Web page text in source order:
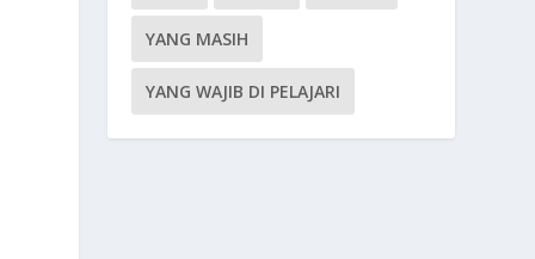
YANG MASIH
YANG WAJIB DI PELAJARI